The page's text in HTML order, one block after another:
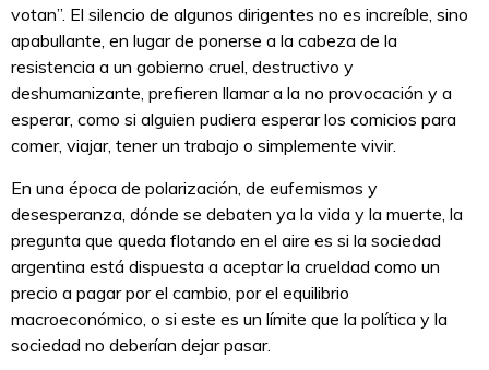
votan”. El silencio de algunos dirigentes no es increíble, sino
apabullante, en lugar de ponerse a la cabeza de la
resistencia a un gobierno cruel, destructivo y
deshumanizante, prefieren llamar a la no provocación y a
esperar, como si alguien pudiera esperar los comicios para
comer, viajar, tener un trabajo o simplemente vivir.
En una época de polarización, de eufemismos y
desesperanza, dónde se debaten ya la vida y la muerte, la
pregunta que queda flotando en el aire es si la sociedad
argentina está dispuesta a aceptar la crueldad como un
precio a pagar por el cambio, por el equilibrio
macroeconómico, o si este es un límite que la política y la
sociedad no deberían dejar pasar.